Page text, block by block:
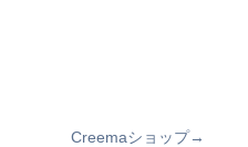
Creemaショップ→